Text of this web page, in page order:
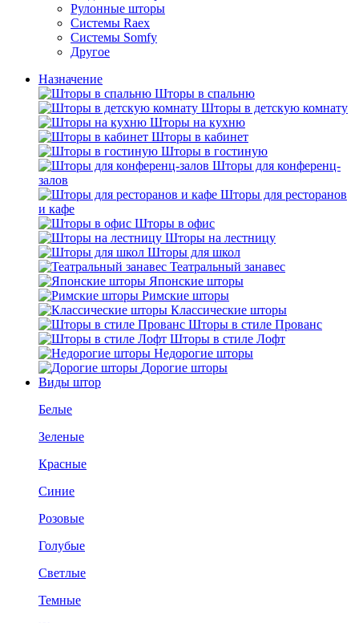
Рулонные шторы
Системы Raex
Системы Somfy
Другое
Назначение
Шторы в спальню
Шторы в детскую комнату
Шторы на кухню
Шторы в кабинет
Шторы в гостиную
Шторы для конференц-
залов
Шторы для ресторанов
и кафе
Шторы в офис
Шторы на лестницу
Шторы для школ
Театральный занавес
Японские шторы
Римские шторы
Классические шторы
Шторы в стиле Прованс
Шторы в стиле Лофт
Недорогие шторы
Дорогие шторы
Виды штор
Белые
Зеленые
Красные
Синие
Розовые
Голубые
Светлые
Темные